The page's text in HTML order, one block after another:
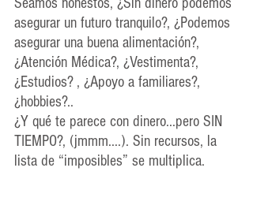
asegurar un futuro tranquilo?, ¿Podemos
asegurar una buena alimentación?,
¿Atención Médica?, ¿Vestimenta?,
¿Estudios? , ¿Apoyo a familiares?,
¿hobbies?..
¿Y qué te parece con dinero...pero SIN
TIEMPO?, (jmmm....). Sin recursos, la
lista de “imposibles” se multiplica.